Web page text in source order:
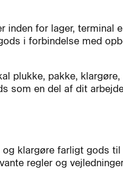
inden for lager, terminal
i forbindelse med
plukke, pakke,
som en del af dit
klargøre farligt gods til
regler og